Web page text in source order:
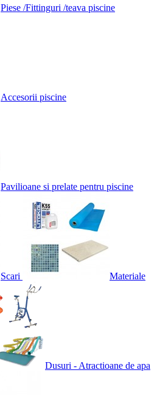
Piese /Fittinguri /teava piscine
Accesorii piscine
Pavilioane si prelate pentru piscine
Scari Materiale
Dusuri - Atractioane de apa